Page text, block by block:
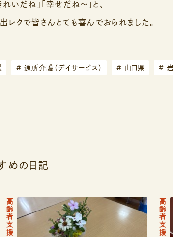
いだね」「幸せだね～」と、
レクで皆さんとても喜んでおられました。
# 通所介護（デイサービス） # 山口県 #
めの日記
高齢者支援 高齢者支援